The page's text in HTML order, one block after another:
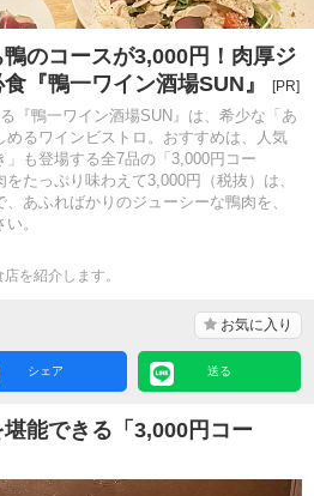
鴨のコースが3,000円！肉厚ジ
『鴨一ワイン酒場SUN』
[PR]
『鴨一ワイン酒場SUN』は、希少な「あ
めるワインビストロ。おすすめは、人気
も登場する全7品の「3,000円コー
たっぷり味わえて3,000円（税抜）は、
あふればかりのジューシーな鴨肉を、
。
を紹介します。
お気に入り
シェア 送る
能できる「3,000円コー